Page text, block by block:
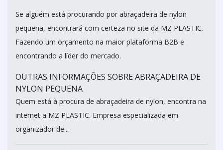
Se alguém está procurando por abraçadeira de nylon
pequena, encontrará com certeza no site da MZ PLASTIC.
Fazendo um orçamento na maior plataforma B2B e
encontrando a líder do mercado.
OUTRAS INFORMAÇÕES SOBRE ABRAÇADEIRA DE
NYLON PEQUENA
Quem está à procura de abraçadeira de nylon, encontra na
internet a MZ PLASTIC. Empresa especializada em
organizador de...